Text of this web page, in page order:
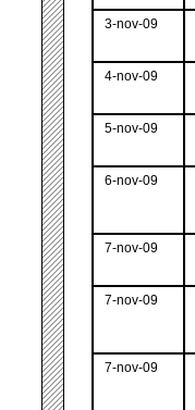
3-nov-09
4-nov-09
5-nov-09
6-nov-09
7-nov-09
7-nov-09
7-nov-09